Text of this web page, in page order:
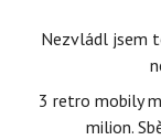
Nezvládl jsem
3 retro mobily
milion.